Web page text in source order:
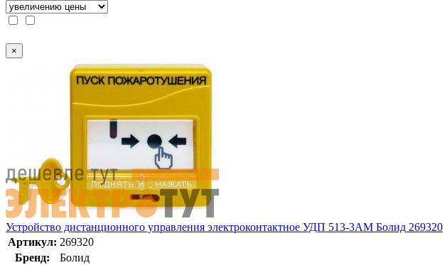
×
Устройство дистанционного управления электроконтактное УДП 513-3АМ Болид 269320
Артикул: 269320
Бренд:
Болид